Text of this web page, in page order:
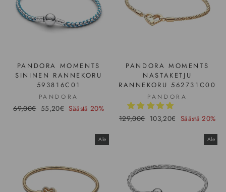
PANDORA MOMENTS
SININEN RANNEKORU
593816C01
PANDORA
Hinta
69,00€ Ale-
55,20€ Säästä 20%
PANDORA MOMENTS
NASTAKETJU
RANNEKORU 562731C00
PANDORA
Hinta
129,00€ Ale-
103,20€ Säästä 20%
Ale Ale